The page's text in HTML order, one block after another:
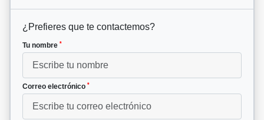
¿Prefieres que te contactemos?
Tu nombre *
Correo electrónico *